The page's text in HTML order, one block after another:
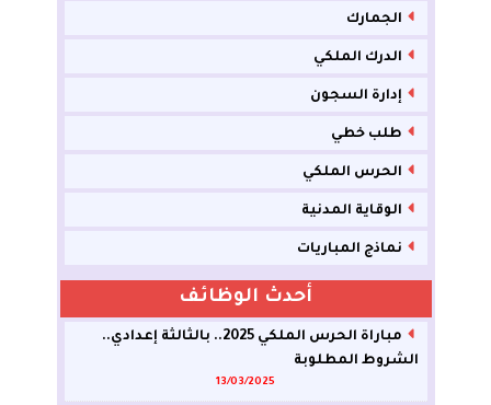
الجمارك
الدرك الملكي
إدارة السجون
طلب خطي
الحرس الملكي
الوقاية المدنية
نماذج المباريات
أحدث الوظائف
مباراة الحرس الملكي 2025.. بالثالثة إعدادي..
الشروط المطلوبة
13/03/2025